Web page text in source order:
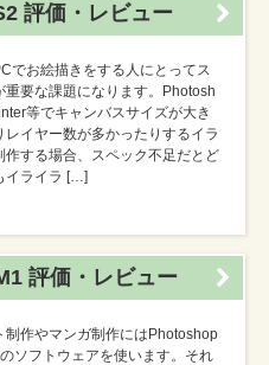
評価・レビュー
でお絵描きをする人にとってス
重要な課題になります。Photosh
等でキャンバスサイズが大き
レイヤー数が多かったりするイラ
作する場合、スペック不足だとど
イライラ […]
評価・レビュー
制作やマンガ制作にはPhotoshop
ソフトウェアを使います。それ